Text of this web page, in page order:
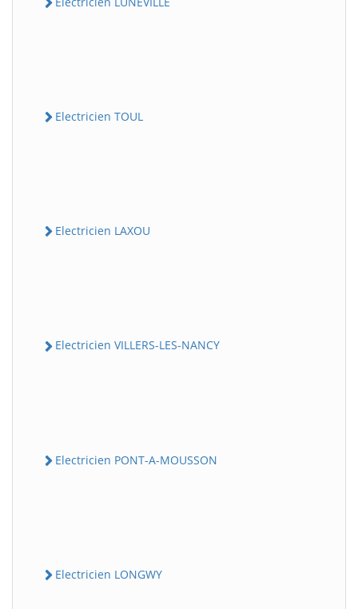
Electricien TOUL
Electricien LAXOU
Electricien VILLERS-LES-NANCY
Electricien PONT-A-MOUSSON
Electricien LONGWY